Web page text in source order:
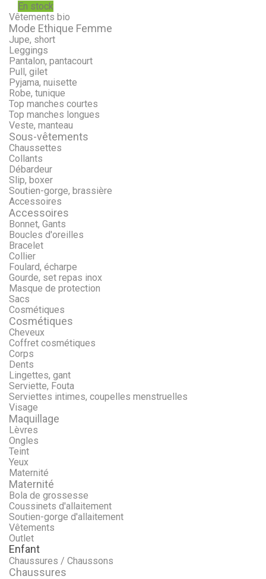
En stock
Vêtements bio
Mode Ethique Femme
Jupe, short
Leggings
Pantalon, pantacourt
Pull, gilet
Pyjama, nuisette
Robe, tunique
Top manches courtes
Top manches longues
Veste, manteau
Sous-vêtements
Chaussettes
Collants
Débardeur
Slip, boxer
Soutien-gorge, brassière
Accessoires
Accessoires
Bonnet, Gants
Boucles d'oreilles
Bracelet
Collier
Foulard, écharpe
Gourde, set repas inox
Masque de protection
Sacs
Cosmétiques
Cosmétiques
Cheveux
Coffret cosmétiques
Corps
Dents
Lingettes, gant
Serviette, Fouta
Serviettes intimes, coupelles menstruelles
Visage
Maquillage
Lèvres
Ongles
Teint
Yeux
Maternité
Maternité
Bola de grossesse
Coussinets d'allaitement
Soutien-gorge d'allaitement
Vêtements
Outlet
Enfant
Chaussures / Chaussons
Chaussures